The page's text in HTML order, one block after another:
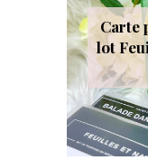
Carte
lot